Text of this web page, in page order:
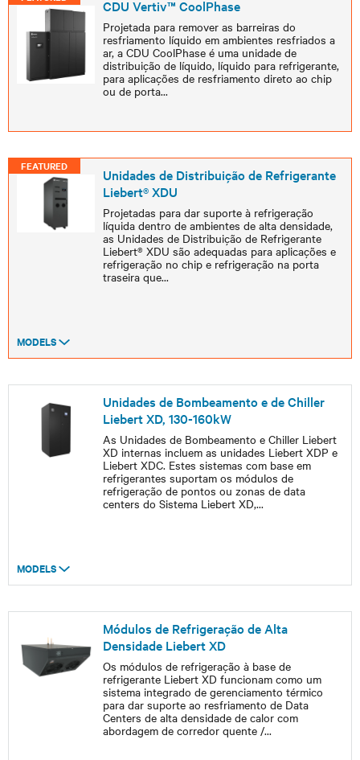
CDU Vertiv™ CoolPhase
Projetada para remover as barreiras do
resfriamento líquido em ambientes resfriados a
ar, a CDU CoolPhase é uma unidade de
distribuição de líquido, líquido para refrigerante,
para aplicações de resfriamento direto ao chip
ou de porta...
FEATURED
Unidades de Distribuição de Refrigerante
Liebert® XDU
Projetadas para dar suporte à refrigeração
líquida dentro de ambientes de alta densidade,
as Unidades de Distribuição de Refrigerante
Liebert® XDU são adequadas para aplicações e
refrigeração no chip e refrigeração na porta
traseira que...
MODELS
Unidades de Bombeamento e de Chiller
Liebert XD, 130-160kW
As Unidades de Bombeamento e Chiller Liebert
XD internas incluem as unidades Liebert XDP e
Liebert XDC. Estes sistemas com base em
refrigerantes suportam os módulos de
refrigeração de pontos ou zonas de data
centers do Sistema Liebert XD,...
MODELS
Módulos de Refrigeração de Alta
Densidade Liebert XD
Os módulos de refrigeração à base de
refrigerante Liebert XD funcionam como um
sistema integrado de gerenciamento térmico
para dar suporte ao resfriamento de Data
Centers de alta densidade de calor com
abordagem de corredor quente /...